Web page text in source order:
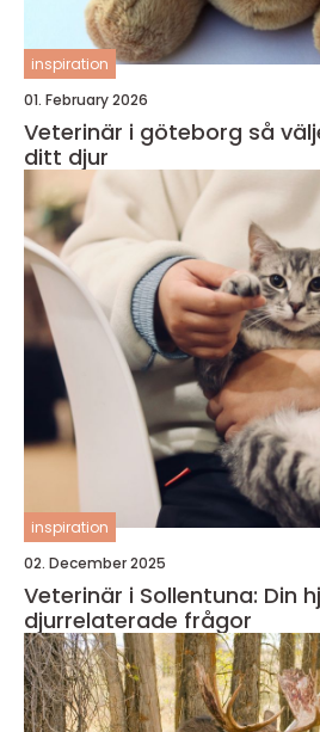
inspiration
01. February 2026
Veterinär i göteborg så väljer du rätt vård för
ditt djur
inspiration
02. December 2025
Veterinär i Sollentuna: Din
djurrelaterade frågor